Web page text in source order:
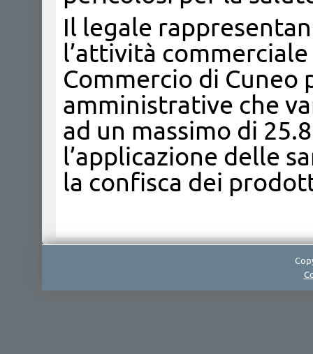
Il legale
l’attività
Commercio di Cuneo
amministrative che
ad un massimo di
l’applicazione delle
la confisca dei